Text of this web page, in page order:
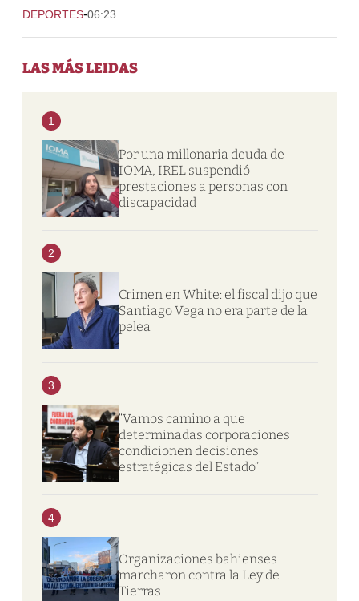
DEPORTES-06:23
LAS MÁS LEIDAS
1
Por una millonaria deuda de
IOMA, IREL suspendió
prestaciones a personas con
discapacidad
2
Crimen en White: el fiscal dijo que
Santiago Vega no era parte de la
pelea
3
“Vamos camino a que
determinadas corporaciones
condicionen decisiones
estratégicas del Estado”
4
Organizaciones bahienses
marcharon contra la Ley de
Tierras